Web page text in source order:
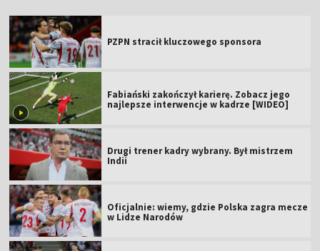
PZPN stracił kluczowego sponsora
Fabiański zakończył karierę. Zobacz jego
najlepsze interwencje w kadrze [WIDEO]
Drugi trener kadry wybrany. Był mistrzem
Indii
Oficjalnie: wiemy, gdzie Polska zagra mecze
w Lidze Narodów